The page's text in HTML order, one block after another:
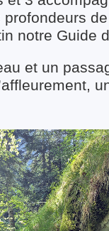
notre Guide
et un